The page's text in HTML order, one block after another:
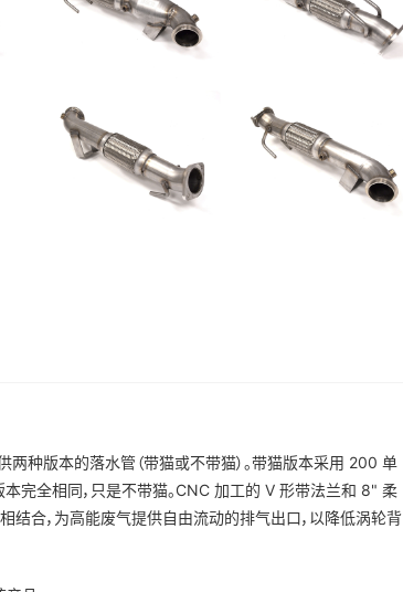
种版本的落水管（带猫或不带猫）。带猫版本采用 200 单
完全相同，只是不带猫。CNC 加工的 V 形带法兰和 8" 柔
结合，为高能废气提供自由流动的排气出口，以降低涡轮背